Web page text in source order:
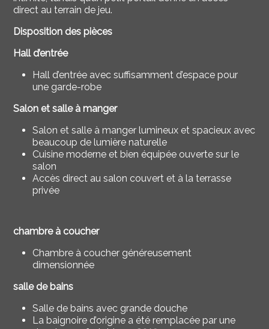
direct au terrain de jeu.
Disposition des pièces
Hall d’entrée
Hall d’entrée avec suffisamment d’espace pour
une garde-robe
Salon et salle à manger
Salon et salle à manger lumineux et spacieux avec
beaucoup de lumière naturelle
Cuisine moderne et bien équipée ouverte sur le
salon
Accès direct au salon couvert et à la terrasse
privée
chambre à coucher
Chambre à coucher généreusement
dimensionnée
salle de bains
Salle de bains avec grande douche
La baignoire d’origine a été remplacée par une